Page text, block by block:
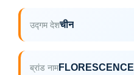
उद्गम देशचीन
ब्रांड नामFLORESCENCE